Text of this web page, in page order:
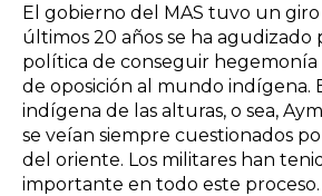
El gobierno del MAS tuvo un giro
últimos 20 años se ha agudizado
política de conseguir hegemonía
de oposición al mundo indígena.
indígena de las alturas, o sea,
se veían siempre cuestionados
del oriente. Los militares han
importante en todo este proceso.